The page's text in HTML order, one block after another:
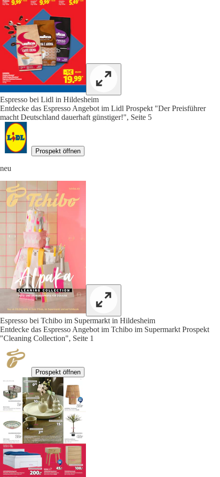
Espresso bei Lidl in Hildesheim
Entdecke das Espresso Angebot im Lidl Prospekt "Der Preisführer
macht Deutschland dauerhaft günstiger!", Seite 5
Prospekt öffnen
neu
Espresso bei Tchibo im Supermarkt in Hildesheim
Entdecke das Espresso Angebot im Tchibo im Supermarkt Prospekt
"Cleaning Collection", Seite 1
Prospekt öffnen